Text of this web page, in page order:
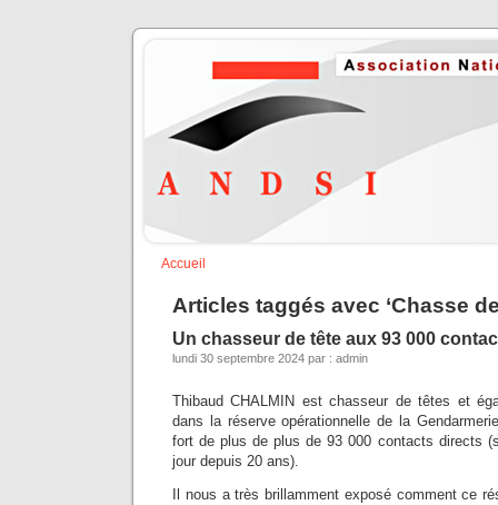
Accueil
Articles taggés avec ‘Chasse
Un chasseur de tête aux 93 000
lundi 30 septembre 2024 par : admin
Thibaud CHALMIN est chasseur de têtes et
dans la réserve opérationnelle de la
fort de plus de plus de 93 000 contacts directs
jour depuis 20 ans).
Il nous a très brillamment exposé comment ce